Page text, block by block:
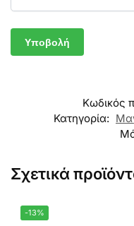
Κωδικός
Κατηγορία:
Σχετικά
-13%